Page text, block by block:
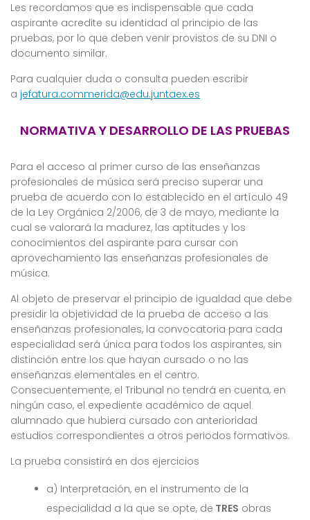
Les recordamos que es indispensable que cada
aspirante acredite su identidad al principio de las
pruebas, por lo que deben venir provistos de su DNI o
documento similar.
Para cualquier duda o consulta pueden escribir
a jefatura.commerida@edu.juntaex.es
NORMATIVA Y DESARROLLO DE LAS PRUEBAS
Para el acceso al primer curso de las enseñanzas
profesionales de música será preciso superar una
prueba de acuerdo con lo establecido en el artículo 49
de la Ley Orgánica 2/2006, de 3 de mayo, mediante la
cual se valorará la madurez, las aptitudes y los
conocimientos del aspirante para cursar con
aprovechamiento las enseñanzas profesionales de
música.
Al objeto de preservar el principio de igualdad que debe
presidir la objetividad de la prueba de acceso a las
enseñanzas profesionales, la convocatoria para cada
especialidad será única para todos los aspirantes, sin
distinción entre los que hayan cursado o no las
enseñanzas elementales en el centro.
Consecuentemente, el Tribunal no tendrá en cuenta, en
ningún caso, el expediente académico de aquel
alumnado que hubiera cursado con anterioridad
estudios correspondientes a otros periodos formativos.
La prueba consistirá en dos ejercicios
a) Interpretación, en el instrumento de la
especialidad a la que se opte, de TRES obras